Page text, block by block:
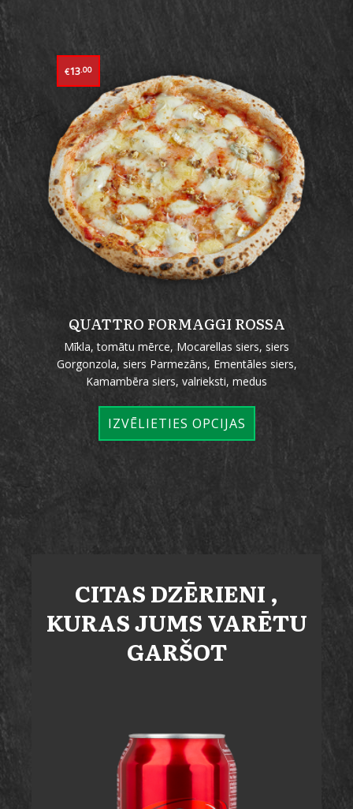
QUATTRO FORMAGGI ROSSA
Mīkla, tomātu mērce, Mocarellas siers, siers
Gorgonzola, siers Parmezāns, Ementāles siers,
Kamambēra siers, valrieksti, medus
€13.00
IZVĒLIETIES OPCIJAS
CITASDZĒRIENI ,
KURAS JUMS VARĒTU
GARŠOT